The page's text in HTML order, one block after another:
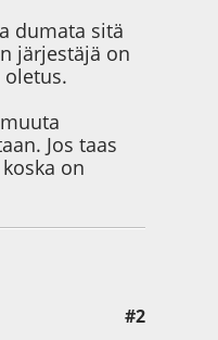
dumata sitä
järjestäjä on
Jos taas
on
#2